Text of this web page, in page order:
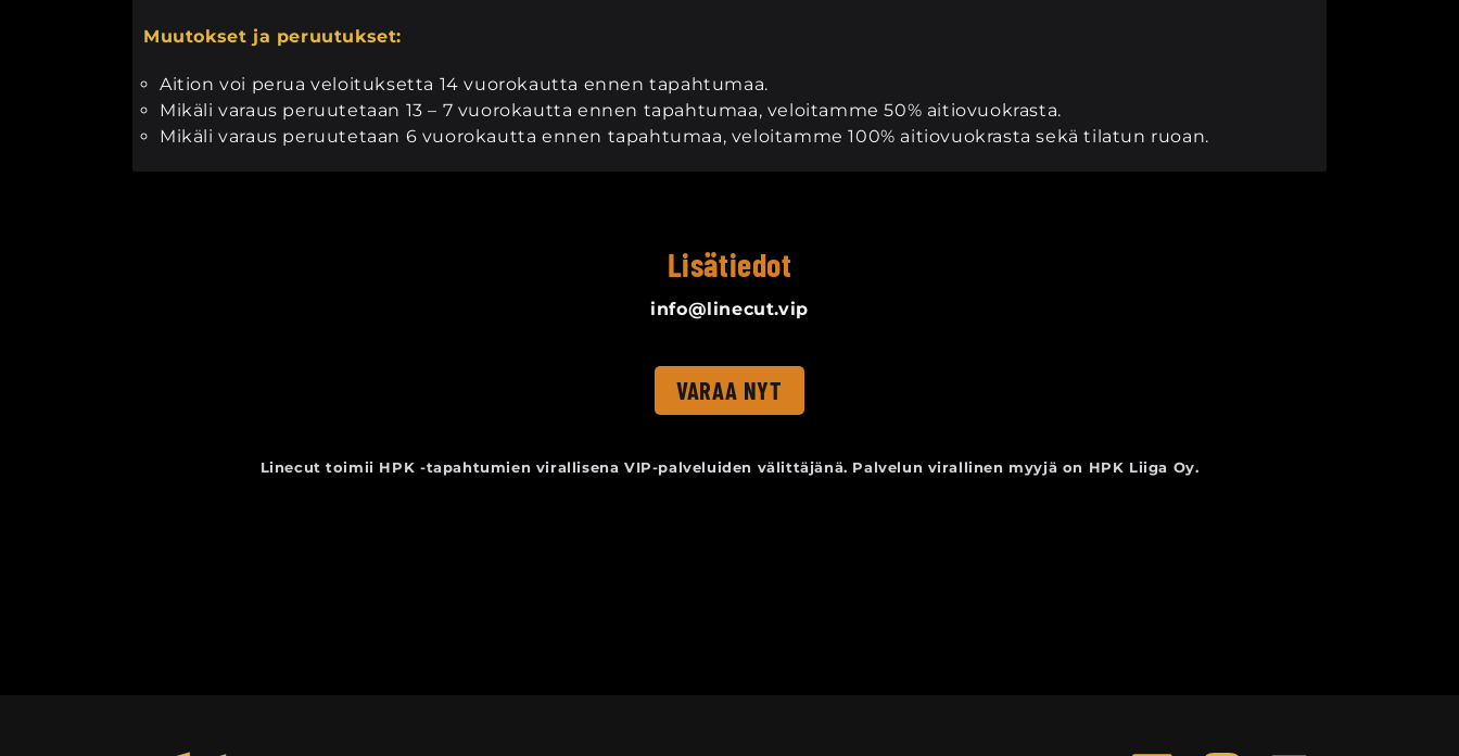
Muutokset ja peruutukset:
Aition voi perua veloituksetta 14 vuorokautta ennen tapahtumaa.
Mikäli varaus peruutetaan 13 – 7 vuorokautta ennen tapahtumaa, veloitamme 50% aitiovuokrasta.
Mikäli varaus peruutetaan 6 vuorokautta ennen tapahtumaa, veloitamme 100% aitiovuokrasta sekä tilatun ruoan.
Lisätiedot
info@linecut.vip
VARAA NYT
Linecut toimii HPK -tapahtumien virallisena VIP-palveluiden välittäjänä. Palvelun virallinen myyjä on HPK Liiga Oy.